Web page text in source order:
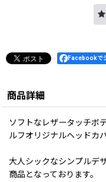
Facebookで
商品詳細
ソフトなレザータッチボ
ルフオリジナルヘッドカバ
大人シックなシンプルデ
商品となっております。